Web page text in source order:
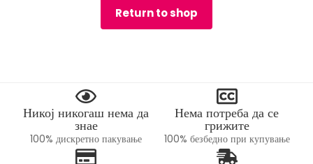
Return to shop
Никој никогаш нема да
знае
100% дискретно пакување
Нема потреба да се
грижите
100% безбедно при купување